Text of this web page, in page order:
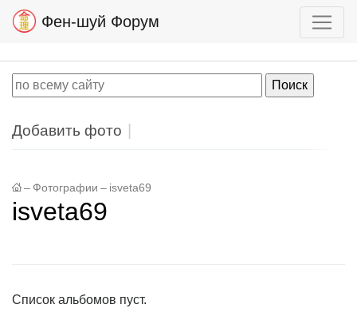
Фен-шуй Форум
Добавить фото
– Фотографии – isveta69
isveta69
Список альбомов пуст.